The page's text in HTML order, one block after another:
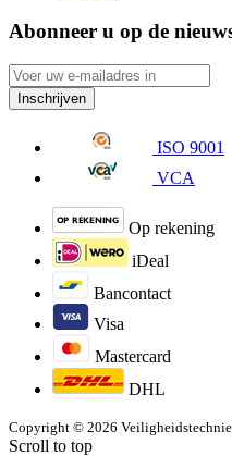
Abonneer u op de
Inschrijven
ISO 9001
VCA
Op rekening
iDeal
Bancontact
Visa
Mastercard
DHL
Copyright © 2026
Scroll to top